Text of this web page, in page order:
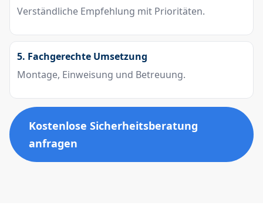
Verständliche Empfehlung mit Prioritäten.
5. Fachgerechte Umsetzung
Montage, Einweisung und Betreuung.
Kostenlose Sicherheitsberatung
anfragen